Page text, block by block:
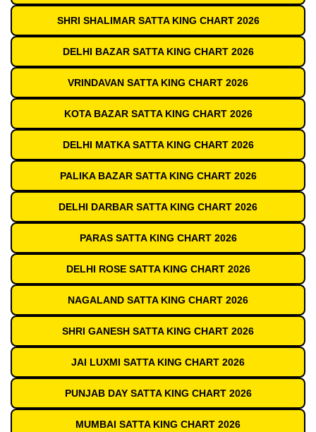
SHRI SHALIMAR SATTA KING CHART 2026
DELHI BAZAR SATTA KING CHART 2026
VRINDAVAN SATTA KING CHART 2026
KOTA BAZAR SATTA KING CHART 2026
DELHI MATKA SATTA KING CHART 2026
PALIKA BAZAR SATTA KING CHART 2026
DELHI DARBAR SATTA KING CHART 2026
PARAS SATTA KING CHART 2026
DELHI ROSE SATTA KING CHART 2026
NAGALAND SATTA KING CHART 2026
SHRI GANESH SATTA KING CHART 2026
JAI LUXMI SATTA KING CHART 2026
PUNJAB DAY SATTA KING CHART 2026
MUMBAI SATTA KING CHART 2026